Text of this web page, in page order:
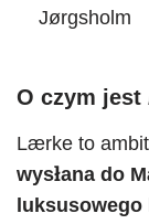
Jørgsholm
O czym jest
Lærke to
wysłana do